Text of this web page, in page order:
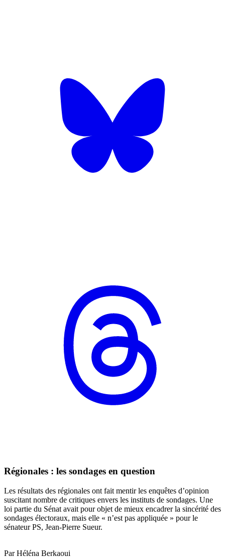
Régionales : les sondages en question
Les résultats des régionales ont fait mentir les enquêtes d’opinion
suscitant nombre de critiques envers les instituts de sondages. Une
loi partie du Sénat avait pour objet de mieux encadrer la sincérité des
sondages électoraux, mais elle « n’est pas appliquée » pour le
sénateur PS, Jean-Pierre Sueur.
Par Héléna Berkaoui